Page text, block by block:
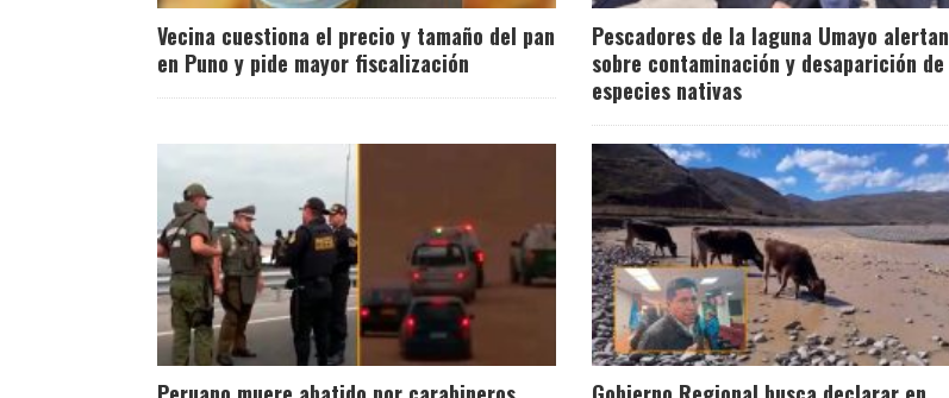
Vecina cuestiona el precio y tamaño del pan
en Puno y pide mayor fiscalización
Pescadores de la laguna Umayo alertan
sobre contaminación y desaparición de
especies nativas